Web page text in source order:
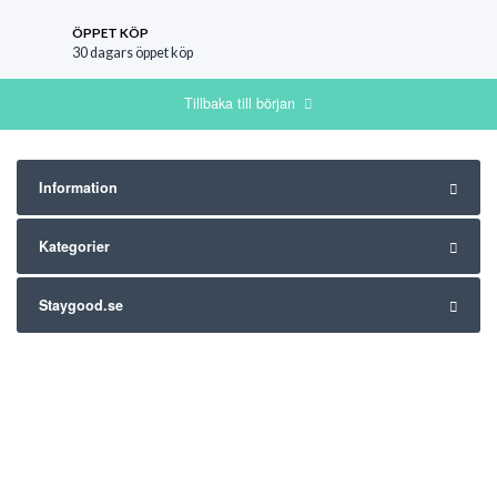
ÖPPET KÖP
30 dagars öppet köp
Tillbaka till början
Information
Kategorier
Staygood.se